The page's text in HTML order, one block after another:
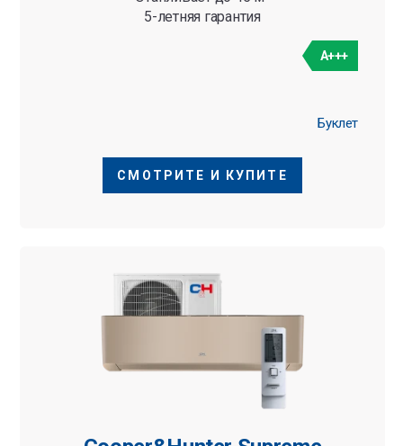
5-летняя гарантия
A+++
Буклет
СМОТРИТЕ И КУПИТЕ